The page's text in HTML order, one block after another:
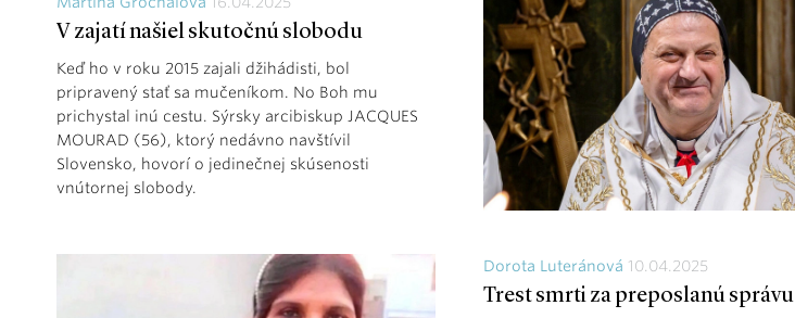
V zajatí našiel skutočnú slobodu
Keď ho v roku 2015 zajali džihádisti, bol
pripravený stať sa mučeníkom. No Boh mu
prichystal inú cestu. Sýrsky arcibiskup JACQUES
MOURAD (56), ktorý nedávno navštívil
Slovensko, hovorí o jedinečnej skúsenosti
vnútornej slobody.
Dorota Luteránová 10.04.2025
Trest smrti za preposlanú správu